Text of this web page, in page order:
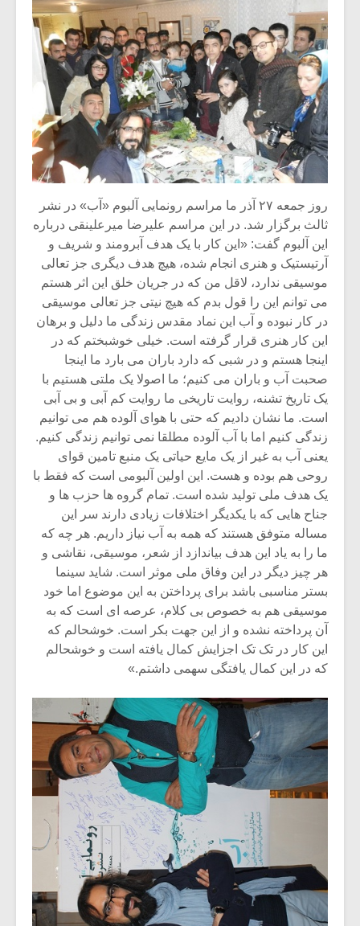
روز جمعه ۲۷ آذر ما مراسم رونمایی آلبوم «آب» در نشر
ثالث برگزار شد. در این مراسم علیرضا میرعلینقی درباره
این آلبوم گفت: «این کار با یک هدف آبرومند و شریف و
آرتیستیک و هنری انجام شده، هیچ هدف دیگری جز تعالی
موسیقی ندارد، لاقل من که در جریان خلق این اثر هستم
می توانم این را قول بدم که هیچ نیتی جز تعالی موسیقی
در کار نبوده و آب این نماد مقدس زندگی ما دلیل و برهان
این کار هنری قرار گرفته است. خیلی خوشبختم که در
اینجا هستم و در شبی که دارد باران می بارد ما اینجا
صحبت آب و باران می کنیم؛ ما اصولا یک ملتی هستیم با
یک تاریخ تشنه، روایت تاریخی ما روایت کم آبی و بی آبی
است. ما نشان دادیم که حتی با هوای آلوده هم می توانیم
زندگی کنیم اما با آب آلوده مطلقا نمی توانیم زندگی کنیم.
یعنی آب به غیر از یک مایع حیاتی یک منبع تامین قوای
روحی هم بوده و هست. این اولین آلبومی است که فقط با
یک هدف ملی تولید شده است. تمام گروه ها حزب ها و
جناح هایی که با یکدیگر اختلافات زیادی دارند سر این
مساله متوفق هستند که همه به آب نیاز داریم. هر چه که
ما را به یاد این هدف بیاندازد از شعر، موسیقی، نقاشی و
هر چیز دیگر در این وفاق ملی موثر است. شاید سینما
بستر مناسبی باشد برای پرداختن به این موضوع اما خود
موسیقی هم به خصوص بی کلام، عرصه ای است که به
آن پرداخته نشده و از این جهت بکر است. خوشحالم که
این کار در تک تک اجزایش کمال یافته است و خوشحالم
که در این کمال یافتگی سهمی داشتم.»